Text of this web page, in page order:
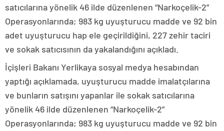
satıcılarına yönelik 46 ilde düzenlenen “Narkoçelik-2”
Operasyonlarında; 983 kg uyuşturucu madde ve 92 bin
adet uyuşturucu hap ele geçirildiğini, 227 zehir taciri
ve sokak satıcısının da yakalandığını açıkladı.
İçişleri Bakanı Yerlikaya sosyal medya hesabından
yaptığı açıklamada, uyuşturucu madde imalatçılarına
ve bunların satışını yapanlar ile sokak satıcılarına
yönelik 46 ilde düzenlenen “Narkoçelik-2”
Operasyonlarında; 983 kg uyuşturucu madde ve 92 bin